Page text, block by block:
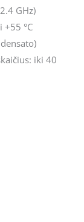
GHz)
+55 °C
iki 40